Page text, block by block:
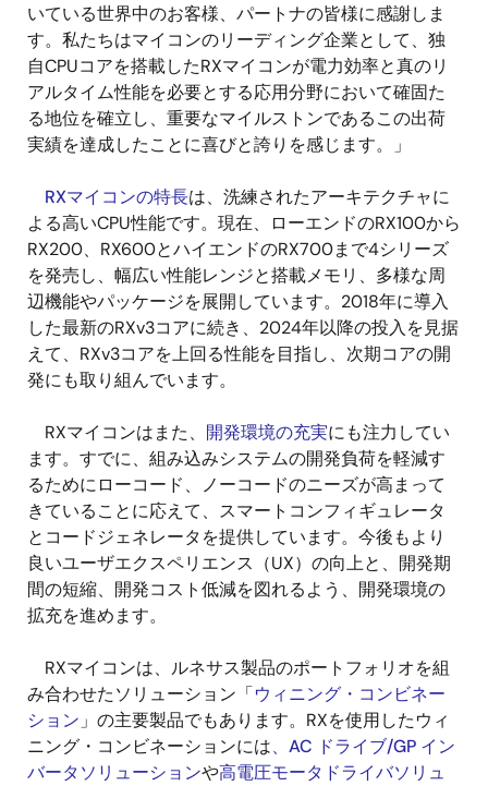
いている世界中のお客様、パートナの皆様に感謝しま
す。私たちはマイコンのリーディング企業として、独
自CPUコアを搭載したRXマイコンが電力効率と真のリ
アルタイム性能を必要とする応用分野において確固た
る地位を確立し、重要なマイルストンであるこの出荷
実績を達成したことに喜びと誇りを感じます。」
RXマイコンの特長は、洗練されたアーキテクチャに
よる高いCPU性能です。現在、ローエンドのRX100から
RX200、RX600とハイエンドのRX700まで4シリーズ
を発売し、幅広い性能レンジと搭載メモリ、多様な周
辺機能やパッケージを展開しています。2018年に導入
した最新のRXv3コアに続き、2024年以降の投入を見据
えて、RXv3コアを上回る性能を目指し、次期コアの開
発にも取り組んでいます。
RXマイコンはまた、 開発環境の充実にも注力してい
ます。すでに、組み込みシステムの開発負荷を軽減す
るためにローコード、ノーコードのニーズが高まって
きていることに応えて、スマートコンフィギュレータ
とコードジェネレータを提供しています。今後もより
良いユーザエクスペリエンス（UX）の向上と、開発期
間の短縮、開発コスト低減を図れるよう、開発環境の
拡充を進めます。
RXマイコンは、ルネサス製品のポートフォリオを組
み合わせたソリューション「ウィニング・コンビネー
ション 」の主要製品でもあります。RXを使用したウィ
ニング・コンビネーションには、AC ドライブ/GP イン
バータソリューションや高電圧モータドライバソリュ